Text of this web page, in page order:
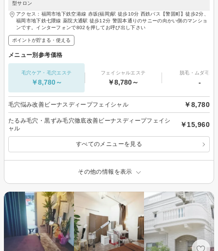
型サロン
アクセス：福岡市地下鉄空港線 赤坂(福岡)駅 徒歩10分 西鉄バス【警固町】徒歩2分、
福岡市地下鉄七隈線 薬院大通駅 徒歩12分 警固本通りのサニーの向かい側のマンショ
ンです。インターフォンで802を押してお呼び出し下さい
ポイントが貯まる・使える
メニュー別参考価格
毛穴ケア・毛穴エステ
￥8,780～
フェイシャルエステ
￥8,780～
脱毛・ムダ毛処
-
毛穴悩み改善ビーナスディープフェイシャル ￥8,780
たるみ毛穴・黒ずみ毛穴徹底改善ビーナスディープフェイシ
ャル
￥15,960
すべてのメニューを見る
その他の情報を表示